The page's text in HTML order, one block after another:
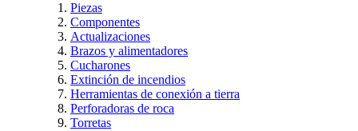
Piezas
Componentes
Actualizaciones
Brazos y alimentadores
Cucharones
Extinción de incendios
Herramientas de conexión a tierra
Perforadoras de roca
Torretas